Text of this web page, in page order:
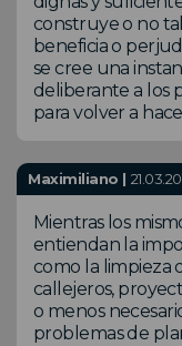
construye o no
beneficia o
se cree una
deliberante a los
para volver a
Maximiliano |
Mientras los
entiendan la
como la limpieza
callejeros,
o menos
problemas de